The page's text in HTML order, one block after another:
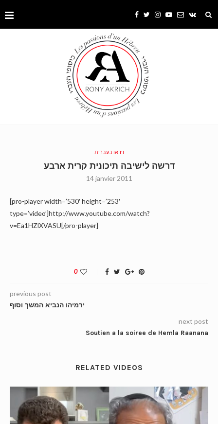
וידאו בעברית
דרשה לישיבה תיכונית קרית ארבע
14 janvier 2011
[pro-player width=’530′ height=’253′
type=’video’]http://www.youtube.com/watch?
v=Ea1HZlXVASU[/pro-player]
0
previous post
ירמיהו הנביא המשך וסוף
next post
Soutien a la soiree de Hemla Raanana
RELATED VIDEOS